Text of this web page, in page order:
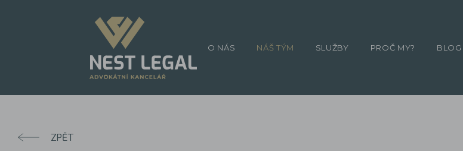
ZPĚT
O NÁS NÁŠ TÝM SLUŽBY PROČ MY? BLOG